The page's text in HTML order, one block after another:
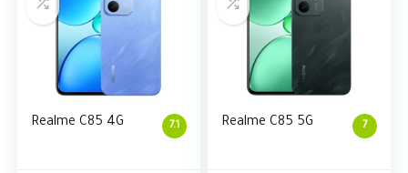
7.1
Realme C85 4G 7
Realme C85 5G